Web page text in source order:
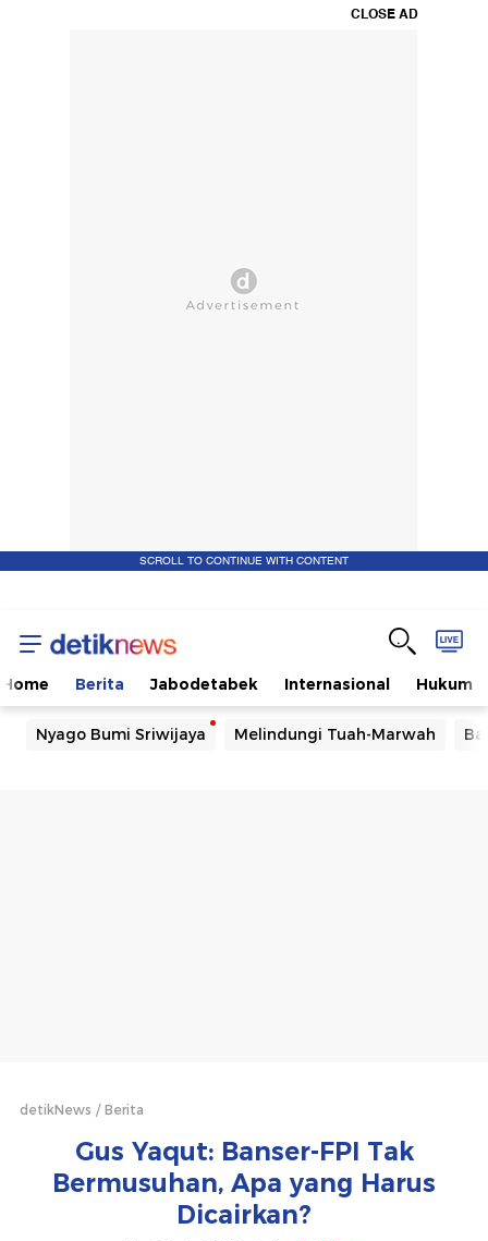
CLOSE AD
SCROLL TO CONTINUE WITH CONTENT
Home Berita Jabodetabek Internasional Hukum
Nyago Bumi Sriwijaya Melindungi Tuah-Marwah
detikNews Berita
Gus Yaqut: Banser-FPI Tak
Bermusuhan, Apa yang Harus
Dicairkan?